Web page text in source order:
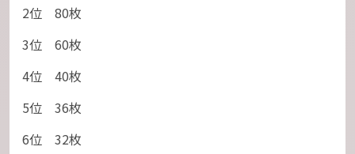
2位 80枚
3位 60枚
4位 40枚
5位 36枚
6位 32枚